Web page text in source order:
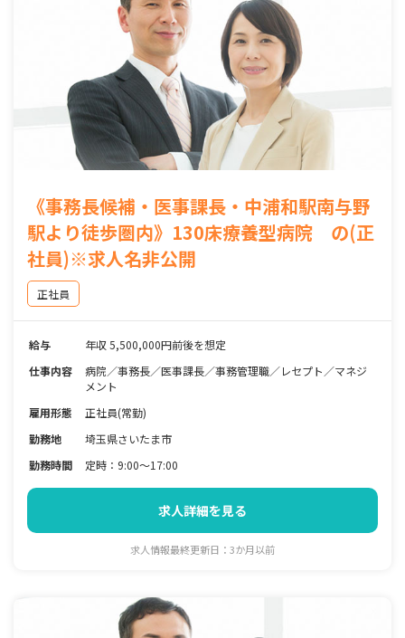
《事務長候補・医事課長・中浦和駅南与野
駅より徒歩圏内》130床療養型病院 の(正
社員)※求人名非公開
正社員
給与
年収 5,500,000円前後を想定
仕事内容
病院／事務長／医事課長／事務管理職／レセプト／マネジ
メント
雇用形態
正社員(常勤)
勤務地
埼玉県さいたま市
勤務時間
定時：9:00～17:00
求人詳細を見る
求人情報最終更新日：3か月以前